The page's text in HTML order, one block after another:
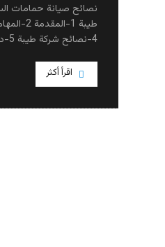
نصائح صيانة حمامات
4-نصائح شركة طيبة 5-دور شركة ...
اقرأ أكثر